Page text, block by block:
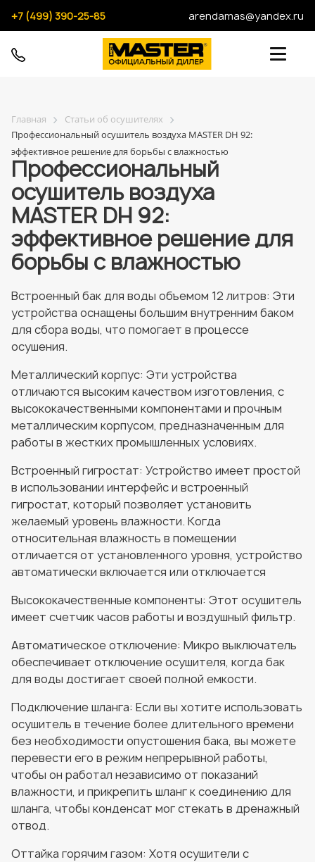
+7 (499) 390-25-85 arendamas@yandex.ru
Главная
Статьи об осушителях
Профессиональный осушитель воздуха MASTER DH 92:
эффективное решение для борьбы с влажностью
Профессиональный
осушитель воздуха
MASTER DH 92:
эффективное решение для
борьбы с влажностью
Встроенный бак для воды объемом 12 литров: Эти
устройства оснащены большим внутренним баком
для сбора воды, что помогает в процессе
осушения.
Металлический корпус: Эти устройства
отличаются высоким качеством изготовления, с
высококачественными компонентами и прочным
металлическим корпусом, предназначенным для
работы в жестких промышленных условиях.
Встроенный гигростат: Устройство имеет простой
в использовании интерфейс и встроенный
гигростат, который позволяет установить
желаемый уровень влажности. Когда
относительная влажность в помещении
отличается от установленного уровня, устройство
автоматически включается или отключается
Высококачественные компоненты: Этот осушитель
имеет счетчик часов работы и воздушный фильтр.
Автоматическое отключение: Микро выключатель
обеспечивает отключение осушителя, когда бак
для воды достигает своей полной емкости.
Подключение шланга: Если вы хотите использовать
осушитель в течение более длительного времени
без необходимости опустошения бака, вы можете
перевести его в режим непрерывной работы,
чтобы он работал независимо от показаний
влажности, и прикрепить шланг к соединению для
шланга, чтобы конденсат мог стекать в дренажный
отвод.
Оттайка горячим газом: Хотя осушители с